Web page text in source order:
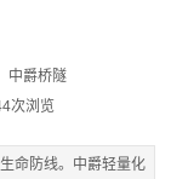
中爵桥隧
次浏览
命防线。中爵轻量化